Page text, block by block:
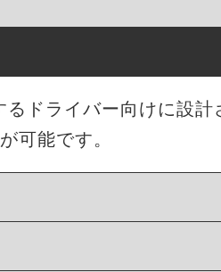
ドライバー向けに設計
可能です。